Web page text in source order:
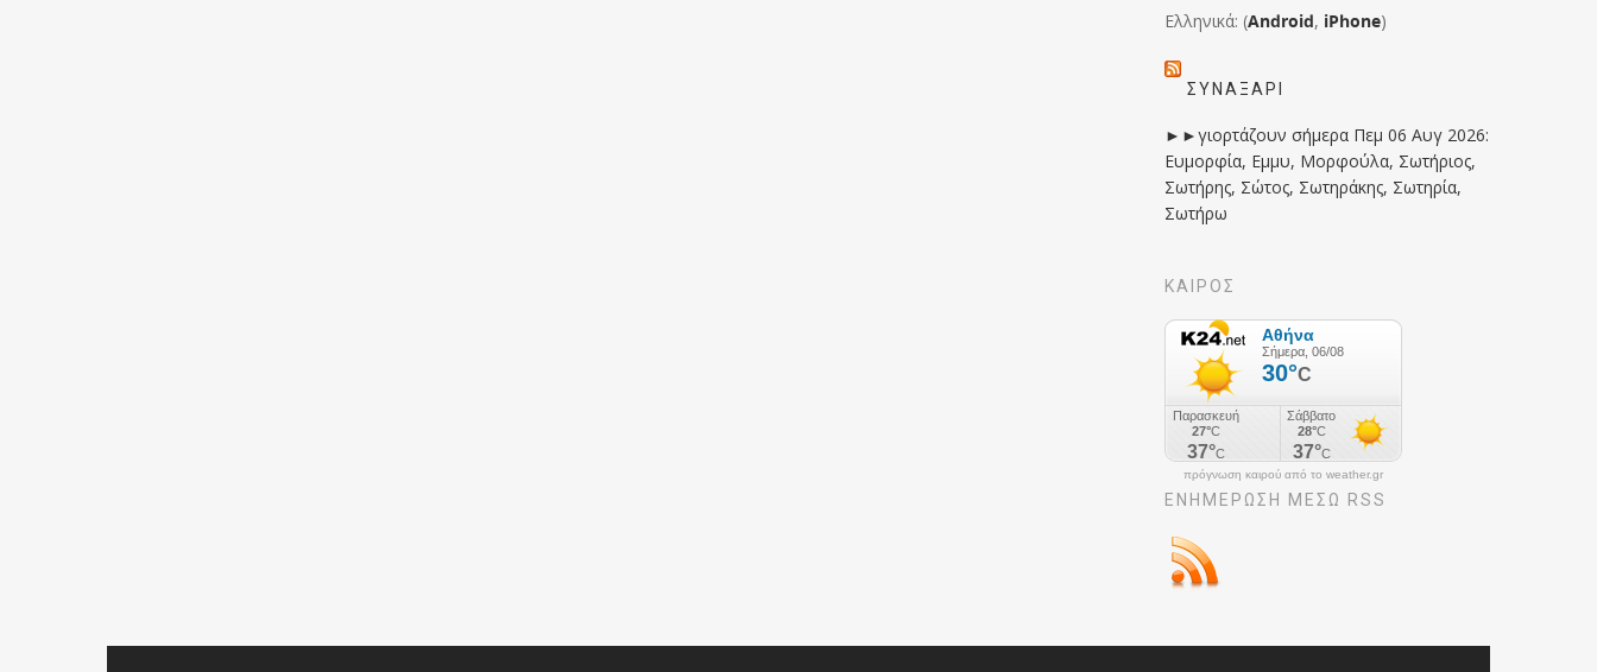
Ελληνικά: (Android, iPhone)
ΣΥΝΑΞΆΡΙ
►►γιορτάζουν σήμερα Πεμ 06 Αυγ 2026:
Ευμορφία, Εμμυ, Μορφούλα, Σωτήριος,
Σωτήρης, Σώτος, Σωτηράκης, Σωτηρία,
Σωτήρω
ΚΑΙΡΟΣ
πρόγνωση καιρού από το weather.gr
ΕΝΗΜΈΡΩΣΉ ΜΕΣΩ RSS